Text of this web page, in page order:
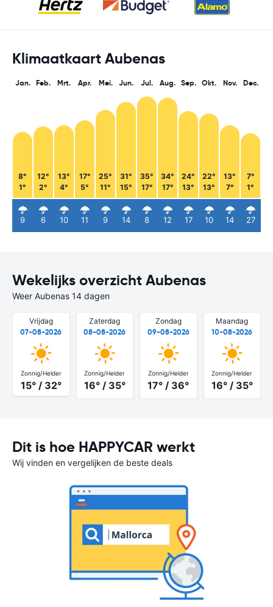
Klimaatkaart Aubenas
Jan.
8°
1°
9
Feb.
12°
2°
6
Mrt.
13°
4°
10
Apr.
17°
5°
11
Mei.
25°
11°
9
Jun.
31°
15°
14
Jul.
35°
17°
8
Aug.
34°
17°
12
Sep.
24°
13°
17
Okt.
22°
13°
10
Nov.
13°
7°
14
Dec.
7°
1°
27
Wekelijks overzicht Aubenas
Weer Aubenas 14 dagen
Vrijdag
07-08-2026
Zonnig/Helder
15° / 32°
Zaterdag
08-08-2026
Zonnig/Helder
16° / 35°
Zondag
09-08-2026
Zonnig/Helder
17° / 36°
Maandag
10-08-2026
Zonnig/Helder
16° / 35°
Dit is hoe HAPPYCAR werkt
Wij vinden en vergelijken de beste deals